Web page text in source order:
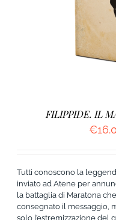
FILIPPIDE. IL
€
Tutti conoscono la
inviato ad Atene per
la battaglia di Maratona
consegnato il messaggio,
solo l’estremizzazione del